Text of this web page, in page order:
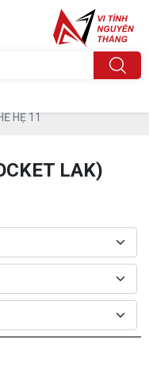
HỆ 11
LAK)